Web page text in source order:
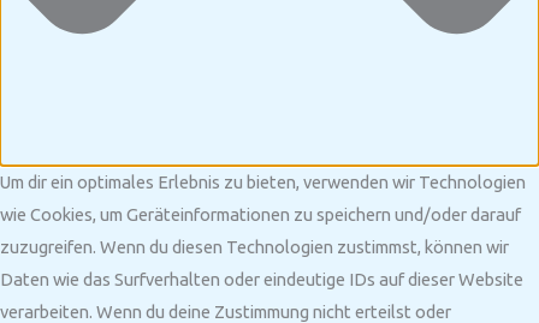
Um dir ein optimales Erlebnis zu bieten, verwenden wir Technologien
wie Cookies, um Geräteinformationen zu speichern und/oder darauf
zuzugreifen. Wenn du diesen Technologien zustimmst, können wir
Daten wie das Surfverhalten oder eindeutige IDs auf dieser Website
verarbeiten. Wenn du deine Zustimmung nicht erteilst oder